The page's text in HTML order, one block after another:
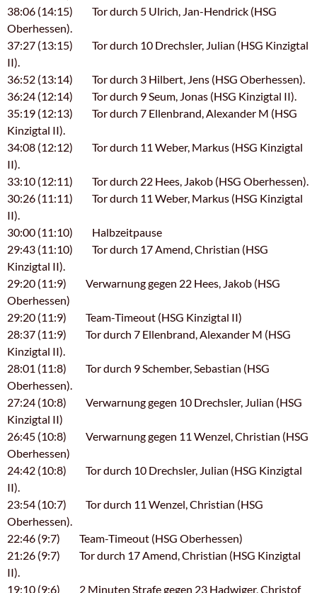
38:06 (14:15) Tor durch 5 Ulrich, Jan-Hendrick (HSG
Oberhessen).
37:27 (13:15) Tor durch 10 Drechsler, Julian (HSG Kinzigtal
II).
36:52 (13:14) Tor durch 3 Hilbert, Jens (HSG Oberhessen).
36:24 (12:14) Tor durch 9 Seum, Jonas (HSG Kinzigtal II).
35:19 (12:13) Tor durch 7 Ellenbrand, Alexander M (HSG
Kinzigtal II).
34:08 (12:12) Tor durch 11 Weber, Markus (HSG Kinzigtal
II).
33:10 (12:11) Tor durch 22 Hees, Jakob (HSG Oberhessen).
30:26 (11:11) Tor durch 11 Weber, Markus (HSG Kinzigtal
II).
30:00 (11:10) Halbzeitpause
29:43 (11:10) Tor durch 17 Amend, Christian (HSG
Kinzigtal II).
29:20 (11:9) Verwarnung gegen 22 Hees, Jakob (HSG
Oberhessen)
29:20 (11:9) Team-Timeout (HSG Kinzigtal II)
28:37 (11:9) Tor durch 7 Ellenbrand, Alexander M (HSG
Kinzigtal II).
28:01 (11:8) Tor durch 9 Schember, Sebastian (HSG
Oberhessen).
27:24 (10:8) Verwarnung gegen 10 Drechsler, Julian (HSG
Kinzigtal II)
26:45 (10:8) Verwarnung gegen 11 Wenzel, Christian (HSG
Oberhessen)
24:42 (10:8) Tor durch 10 Drechsler, Julian (HSG Kinzigtal
II).
23:54 (10:7) Tor durch 11 Wenzel, Christian (HSG
Oberhessen).
22:46 (9:7) Team-Timeout (HSG Oberhessen)
21:26 (9:7) Tor durch 17 Amend, Christian (HSG Kinzigtal
II).
19:10 (9:6) 2 Minuten Strafe gegen 23 Hadwiger, Christof